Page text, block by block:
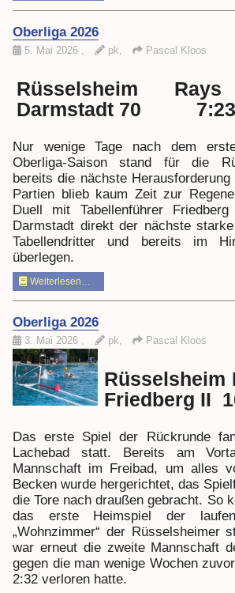
Oberliga 2026
5. Mai 2026 , pk, Pascal Kloos
Rüsselsheim
Darmstadt 70 7:23
Nur wenige Tage nach dem
Oberliga-Saison stand für die
bereits die nächste
Partien blieb kaum Zeit zur
Duell mit Tabellenführer
Darmstadt direkt der nächste
Tabellendritter und bereits im
überlegen.
Weiterlesen…
Oberliga 2026
3. Mai 2026 , pk, Pascal Kloos
Rüsselsheim
Friedberg II
Das erste Spiel der Rückrunde
Lachebad statt. Bereits am
Mannschaft im Freibad, um alles
Becken wurde hergerichtet, das
die Tore nach draußen gebracht. So
das erste Heimspiel der
„Wohnzimmer“ der Rüsselsheimer
war erneut die zweite Mannschaft
gegen die man wenige Wochen
2:32 verloren hatte.